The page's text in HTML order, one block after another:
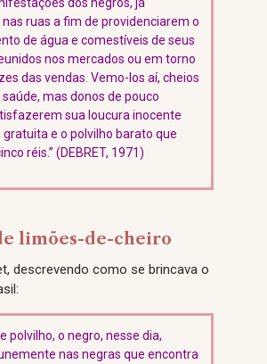
ruas a fim de providenciarem o
de água e comestíveis de seus
nos mercados ou em torno
das vendas. Vemo-los aí, cheios
mas donos de pouco
sua loucura inocente
gratuita e o polvilho barato que
réis.” (DEBRET, 1971)
limões-de-cheiro
descrevendo como se brincava o
polvilho, o negro, nesse dia,
nas negras que encontra